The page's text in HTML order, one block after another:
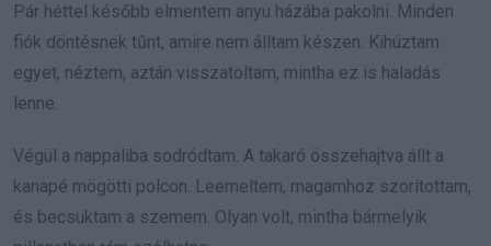
Pár héttel később elmentem anyu házába pakolni. Minden
fiók döntésnek tűnt, amire nem álltam készen. Kihúztam
egyet, néztem, aztán visszatoltam, mintha ez is haladás
lenne.
Végül a nappaliba sodródtam. A takaró összehajtva állt a
kanapé mögötti polcon. Leemeltem, magamhoz szorítottam,
és becsuktam a szemem. Olyan volt, mintha bármelyik